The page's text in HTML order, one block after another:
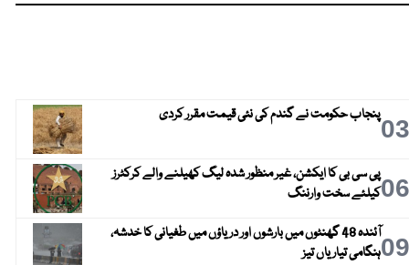
03پنجاب حکومت نے گندم کی نئی قیمت مقرر کردی
06پی سی بی کا ایکشن، غیر منظور شدہ لیگ کھیلنے والے کرکٹرز
کیلئے سخت وارننگ
09
آئندہ 48 گھنٹوں میں بارشوں اور دریاؤں میں طغیانی کا خدشہ،
ہنگامی تیاریاں تیز